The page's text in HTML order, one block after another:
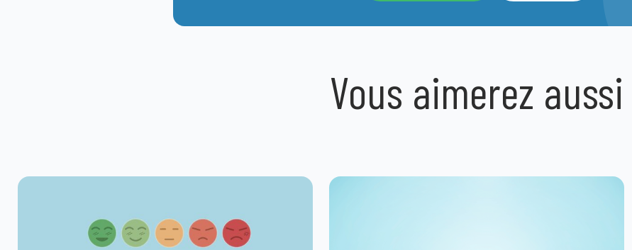
Si vous avez mené un projet concernant l’amélioration des relations entre
Découvrez les lauréats de la 1ʳᵉ édition des Trophées de l’Expérience Patientici
En plus, cela ne vous engage à rien. Si votre projet est éligible, nous vous
Je propose mon projet
Vous aimerez aussi